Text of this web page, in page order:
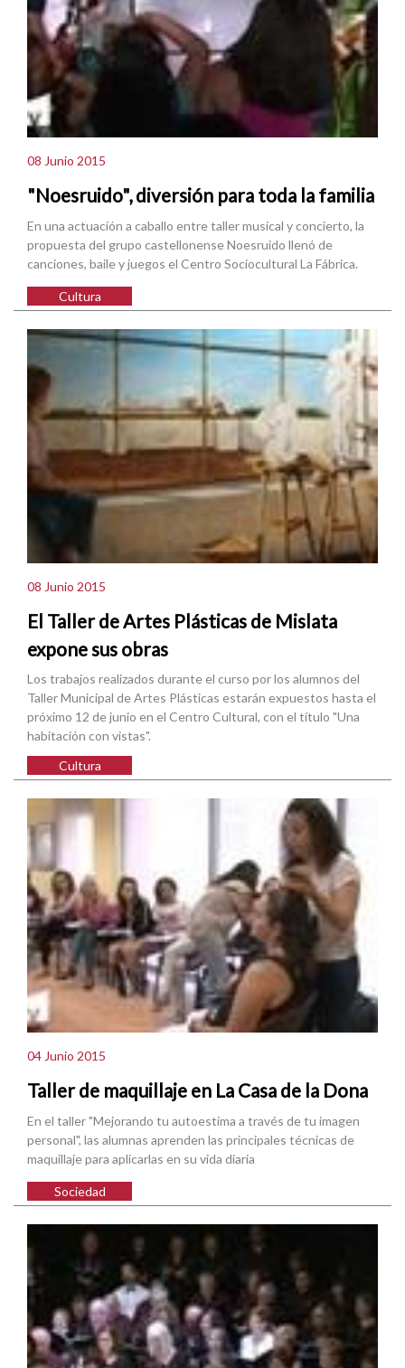
08 Junio 2015
"Noesruido", diversión para toda la familia
En una actuación a caballo entre taller musical y concierto, la
propuesta del grupo castellonense Noesruido llenó de
canciones, baile y juegos el Centro Sociocultural La Fábrica.
Cultura
08 Junio 2015
El Taller de Artes Plásticas de Mislata
expone sus obras
Los trabajos realizados durante el curso por los alumnos del
Taller Municipal de Artes Plásticas estarán expuestos hasta el
próximo 12 de junio en el Centro Cultural, con el título "Una
habitación con vistas".
Cultura
04 Junio 2015
Taller de maquillaje en La Casa de la Dona
En el taller "Mejorando tu autoestima a través de tu imagen
personal", las alumnas aprenden las principales técnicas de
maquillaje para aplicarlas en su vida diaria
Sociedad